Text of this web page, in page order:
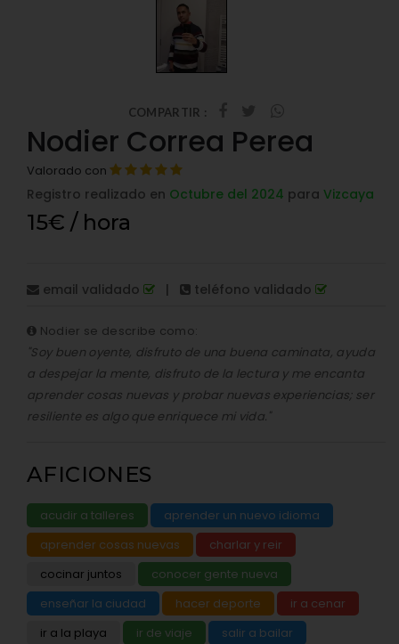
COMPARTIR :
Nodier Correa Perea
Valorado con
Registro realizado en Octubre del 2024 para Vizcaya
15€ / hora
email validado | teléfono validado
Nodier se describe como:
"Soy buen oyente, disfruto de una buena caminata, ayuda
a despejar la mente, disfruto de la lectura y me encanta
aprender cosas nuevas y probar nuevas experiencias; ser
resiliente es algo que enriquece mi vida."
AFICIONES
acudir a talleres
aprender un nuevo idioma
aprender cosas nuevas
charlar y reir
cocinar juntos
conocer gente nueva
enseñar la ciudad
hacer deporte
ir a cenar
ir a la playa
ir de viaje salir a bailar